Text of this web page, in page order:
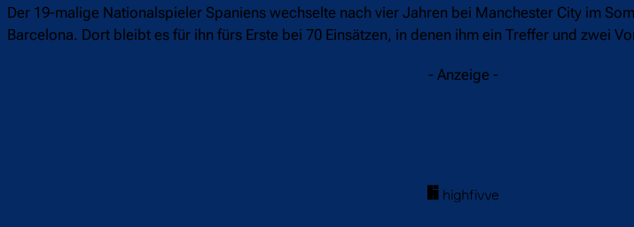
Der 19-malige Nationalspieler Spaniens wechselte nach vier Jahren bei Manchester City im
Barcelona. Dort bleibt es für ihn fürs Erste bei 70 Einsätzen, in denen ihm ein Treffer und zwei
- Anzeige -